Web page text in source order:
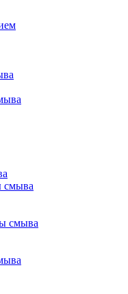
смыва
смыва